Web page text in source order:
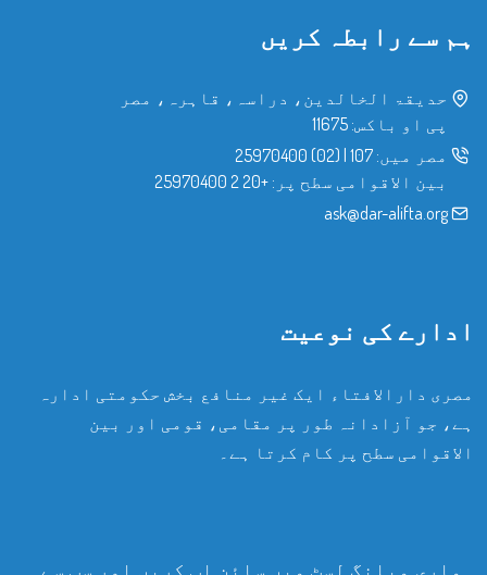
ہم سے رابطہ کریں
حدیقۃ الخالدین، دراسہ، قاہرہ، مصر
پی او باکس: 11675
مصر میں: 107
|
(02) 25970400
بین الاقوامی سطح پر: +20 2 25970400
ask@dar-alifta.org
ادارے کی نوعیت
مصری دارالافتاء ایک غیر منافع بخش حکومتی ادارہ
ہے، جو آزادانہ طور پر مقامی، قومی اور بین
الاقوامی سطح پر کام کرتا ہے۔
ہماری میلنگ لسٹ میں سائن اپ کریں اور سب سے